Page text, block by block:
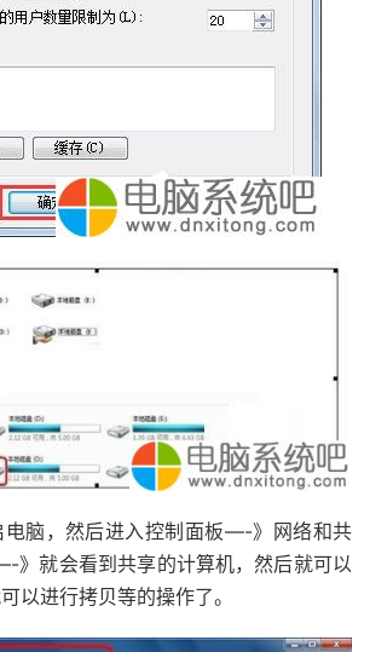
脑，然后进入控制面板—-》网络和共
就会看到共享的计算机，然后就可以
以进行拷贝等的操作了。